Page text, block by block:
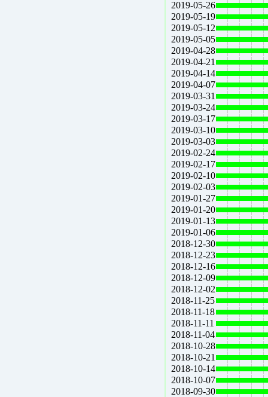
2019-05-26
2019-05-19
2019-05-12
2019-05-05
2019-04-28
2019-04-21
2019-04-14
2019-04-07
2019-03-31
2019-03-24
2019-03-17
2019-03-10
2019-03-03
2019-02-24
2019-02-17
2019-02-10
2019-02-03
2019-01-27
2019-01-20
2019-01-13
2019-01-06
2018-12-30
2018-12-23
2018-12-16
2018-12-09
2018-12-02
2018-11-25
2018-11-18
2018-11-11
2018-11-04
2018-10-28
2018-10-21
2018-10-14
2018-10-07
2018-09-30